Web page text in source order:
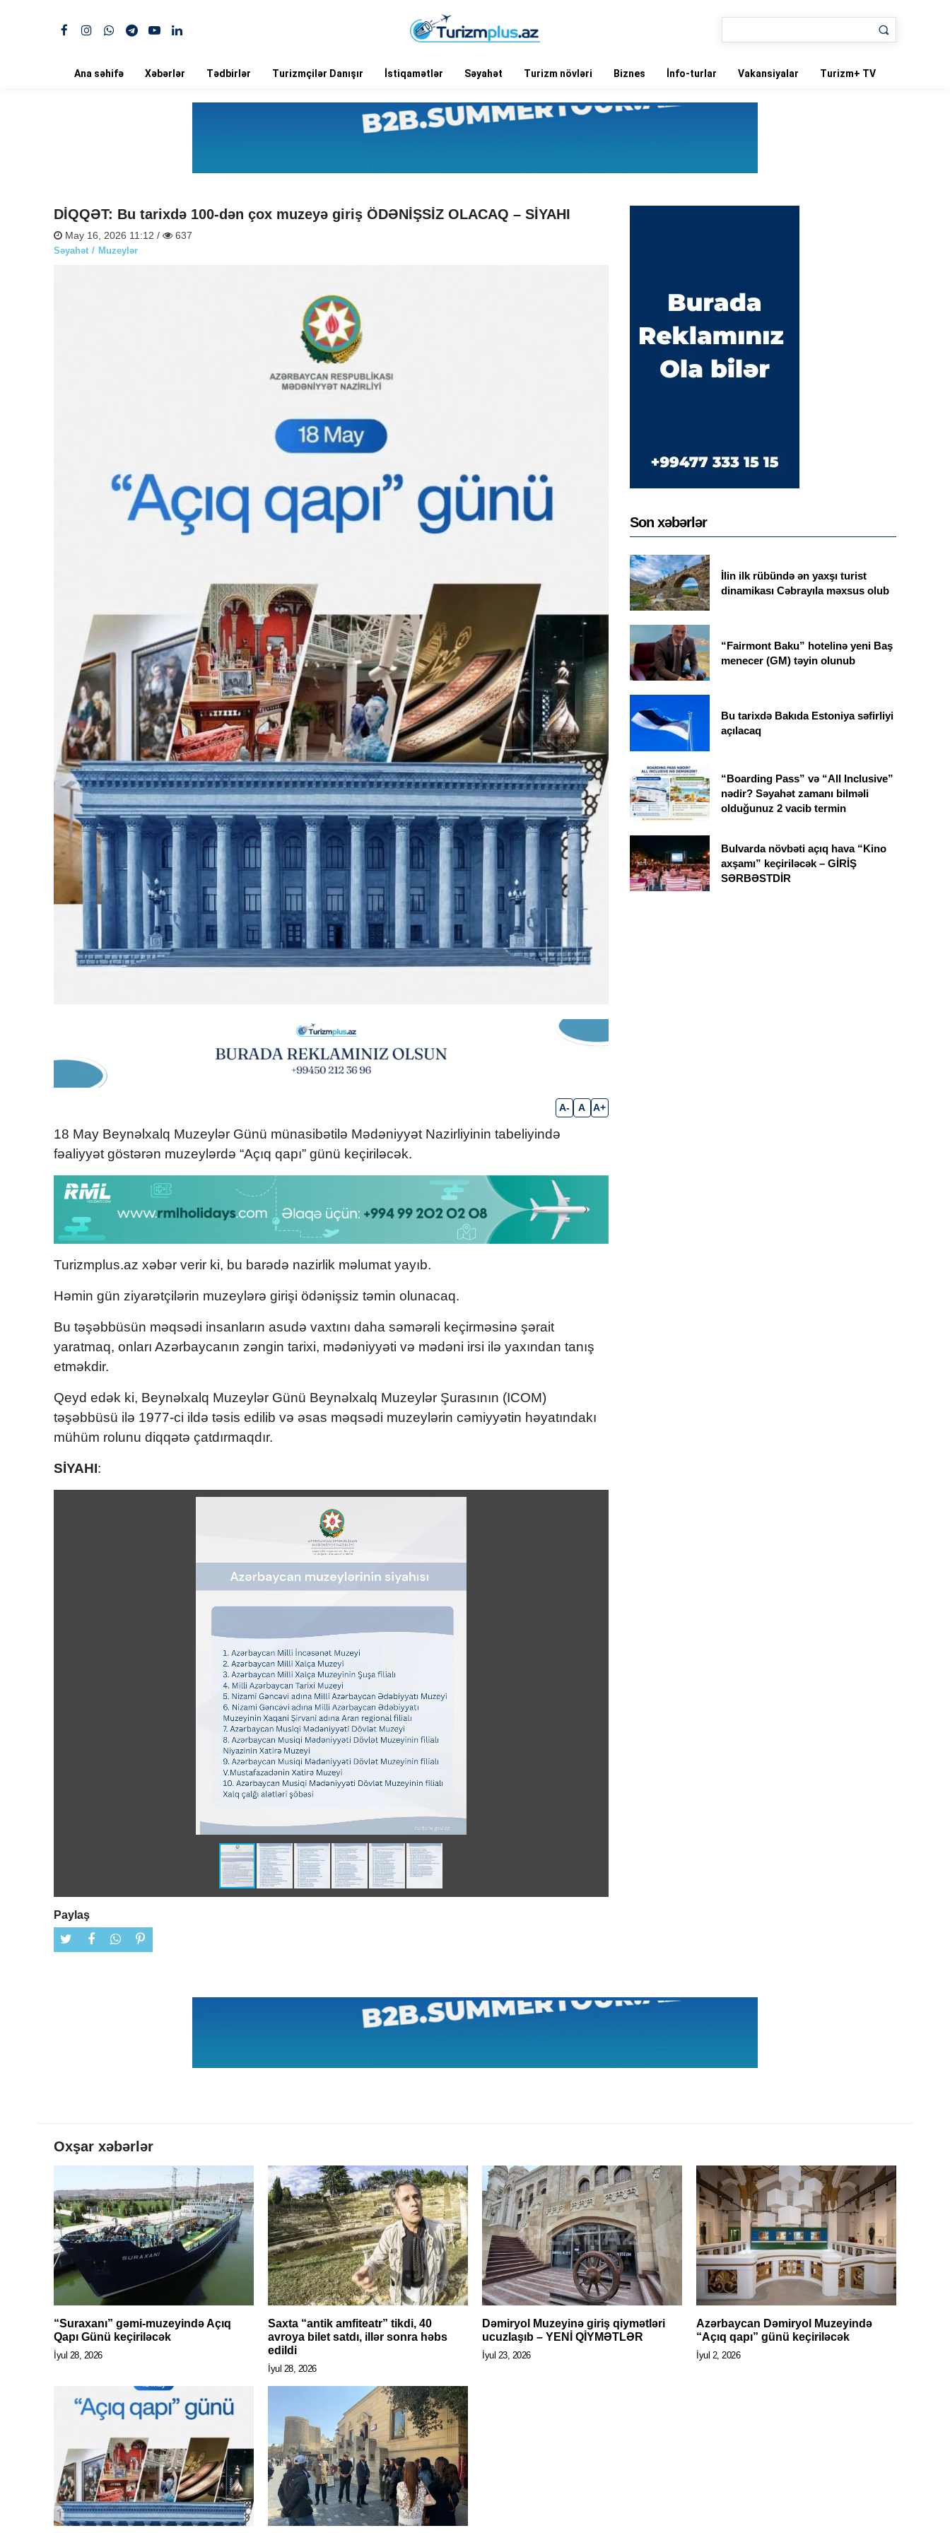
Ana səhifə Xəbərlər Tədbirlər Turizmçilər Danışır İstiqamətlər Səyahət Turizm növləri Biznes İnfo-turlar Vakansiyalar Turizm+ TV
DİQQƏT: Bu tarixdə 100-dən çox muzeyə giriş ÖDƏNİŞSİZ OLACAQ – SİYAHI
May 16, 2026 11:12 / 637
Səyahət Muzeylər
A- A A+
18 May Beynəlxalq Muzeylər Günü münasibətilə Mədəniyyət Nazirliyinin tabeliyində
fəaliyyət göstərən muzeylərdə “Açıq qapı” günü keçiriləcək.
Turizmplus.az xəbər verir ki, bu barədə nazirlik məlumat yayıb.
Həmin gün ziyarətçilərin muzeylərə girişi ödənişsiz təmin olunacaq.
Bu təşəbbüsün məqsədi insanların asudə vaxtını daha səmərəli keçirməsinə şərait
yaratmaq, onları Azərbaycanın zəngin tarixi, mədəniyyəti və mədəni irsi ilə yaxından tanış
etməkdir.
Qeyd edək ki, Beynəlxalq Muzeylər Günü Beynəlxalq Muzeylər Şurasının (ICOM)
təşəbbüsü ilə 1977-ci ildə təsis edilib və əsas məqsədi muzeylərin cəmiyyətin həyatındakı
mühüm rolunu diqqətə çatdırmaqdır.
SİYAHI:
Paylaş
Son xəbərlər
İlin ilk rübündə ən yaxşı turist
dinamikası Cəbrayıla məxsus olub
“Fairmont Baku” hotelinə yeni Baş
menecer (GM) təyin olunub
Bu tarixdə Bakıda Estoniya səfirliyi
açılacaq
“Boarding Pass” və “All Inclusive”
nədir? Səyahət zamanı bilməli
olduğunuz 2 vacib termin
Bulvarda növbəti açıq hava “Kino
axşamı” keçiriləcək – GİRİŞ
SƏRBƏSTDİR
Oxşar xəbərlər
“Suraxanı” gəmi-muzeyində Açıq
Qapı Günü keçiriləcək
İyul 28, 2026
Saxta “antik amfiteatr” tikdi, 40
avroya bilet satdı, illər sonra həbs
edildi
İyul 28, 2026
Dəmiryol Muzeyinə giriş qiymətləri
ucuzlaşıb – YENİ QİYMƏTLƏR
İyul 23, 2026
Azərbaycan Dəmiryol Muzeyində
“Açıq qapı” günü keçiriləcək
İyul 2, 2026